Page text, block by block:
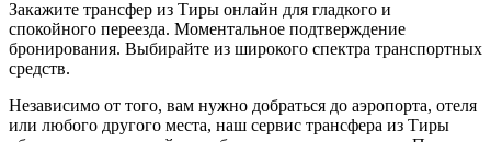
Закажите трансфер из Тиры онлайн для гладкого и
спокойного переезда. Моментальное подтверждение
бронирования. Выбирайте из широкого спектра транспортных
средств.
Независимо от того, вам нужно добраться до аэропорта, отеля
или любого другого места, наш сервис трансфера из Тиры